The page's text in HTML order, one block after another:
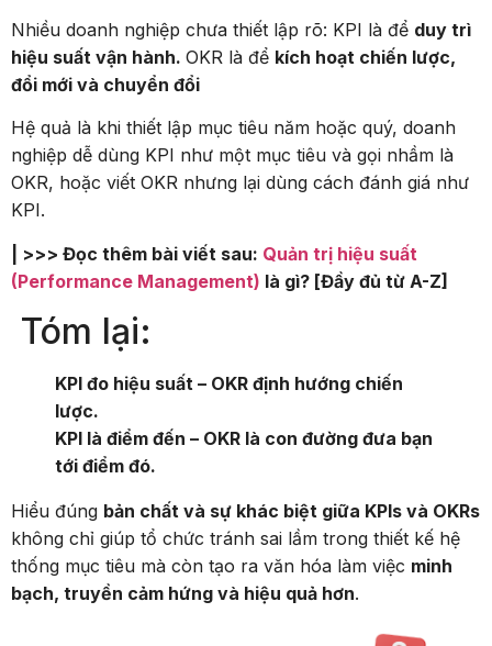
Nhiều doanh nghiệp chưa thiết lập rõ: KPI là để duy trì
hiệu suất vận hành. OKR là để kích hoạt chiến lược,
đổi mới và chuyển đổi
Hệ quả là khi thiết lập mục tiêu năm hoặc quý, doanh
nghiệp dễ dùng KPI như một mục tiêu và gọi nhầm là
OKR, hoặc viết OKR nhưng lại dùng cách đánh giá như
KPI.
| >>> Đọc thêm bài viết sau: Quản trị hiệu suất
(Performance Management) là gì? [Đầy đủ từ A-Z]
Tóm lại:
KPI đo hiệu suất – OKR định hướng chiến
lược.
KPI là điểm đến – OKR là con đường đưa bạn
tới điểm đó.
Hiểu đúng bản chất và sự khác biệt giữa KPIs và OKRs
không chỉ giúp tổ chức tránh sai lầm trong thiết kế hệ
thống mục tiêu mà còn tạo ra văn hóa làm việc minh
bạch, truyền cảm hứng và hiệu quả hơn.